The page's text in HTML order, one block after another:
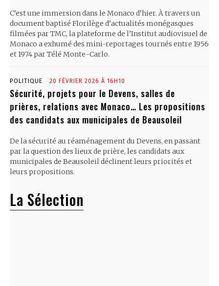
C’est une immersion dans le Monaco d’hier. À travers un
document baptisé Florilège d’actualités monégasques
filmées par TMC, la plateforme de l’Institut audiovisuel de
Monaco a exhumé des mini-reportages tournés entre 1956
et 1974 par Télé Monte-Carlo.
POLITIQUE 20 FÉVRIER 2026 À 16H10
Sécurité, projets pour le Devens, salles de
prières, relations avec Monaco… Les propositions
des candidats aux municipales de Beausoleil
De la sécurité au réaménagement du Devens, en passant
par la question des lieux de prière, les candidats aux
municipales de Beausoleil déclinent leurs priorités et
leurs propositions.
La Sélection